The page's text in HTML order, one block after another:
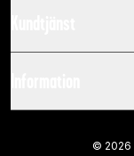
© 2026